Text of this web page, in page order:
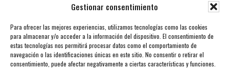
Gestionar consentimiento
Para ofrecer las mejores experiencias, utilizamos tecnologías como las cookies
para almacenar y/o acceder a la información del dispositivo. El consentimiento de
estas tecnologías nos permitirá procesar datos como el comportamiento de
navegación o las identificaciones únicas en este sitio. No consentir o retirar el
consentimiento, puede afectar negativamente a ciertas características y funciones.
Mapa web
Accesibilidad